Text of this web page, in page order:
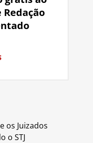
os Juizados
o STJ